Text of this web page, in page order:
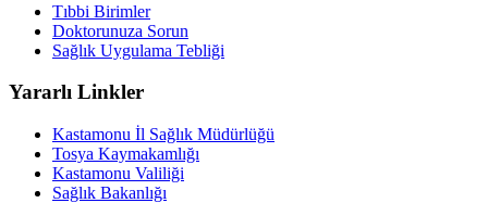
Tıbbi Birimler
Doktorunuza Sorun
Sağlık Uygulama Tebliği
Yararlı Linkler
Kastamonu İl Sağlık Müdürlüğü
Tosya Kaymakamlığı
Kastamonu Valiliği
Sağlık Bakanlığı